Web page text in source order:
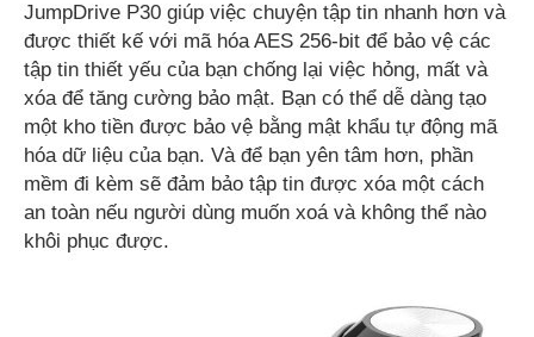
JumpDrive P30 giúp việc chuyện tập tin nhanh hơn và
được thiết kế với mã hóa AES 256-bit để bảo vệ các
tập tin thiết yếu của bạn chống lại việc hỏng, mất và
xóa để tăng cường bảo mật. Bạn có thể dễ dàng tạo
một kho tiền được bảo vệ bằng mật khẩu tự động mã
hóa dữ liệu của bạn. Và để bạn yên tâm hơn, phần
mềm đi kèm sẽ đảm bảo tập tin được xóa một cách
an toàn nếu người dùng muốn xoá và không thể nào
khôi phục được.